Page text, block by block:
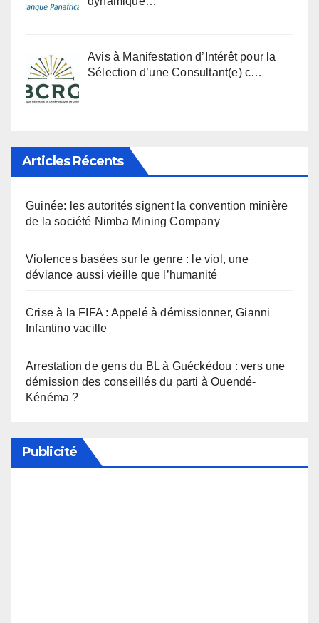
Avis à Manifestation d’Intérêt pour la
Sélection d’une Consultant(e) c…
Articles Récents
Guinée: les autorités signent la convention minière
de la société Nimba Mining Company
Violences basées sur le genre : le viol, une
déviance aussi vieille que l’humanité
Crise à la FIFA : Appelé à démissionner, Gianni
Infantino vacille
Arrestation de gens du BL à Guéckédou : vers une
démission des conseillés du parti à Ouendé-
Kénéma ?
Publicité